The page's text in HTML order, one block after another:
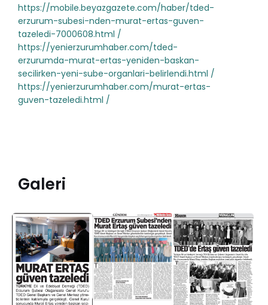
https://mobile.beyazgazete.com/haber/tded-
erzurum-subesi-nden-murat-ertas-guven-
tazeledi-7000608.html /
https://yenierzurumhaber.com/tded-
erzurumda-murat-ertas-yeniden-baskan-
secilirken-yeni-sube-organlari-belirlendi.html /
https://yenierzurumhaber.com/murat-ertas-
guven-tazeledi.html /
Galeri